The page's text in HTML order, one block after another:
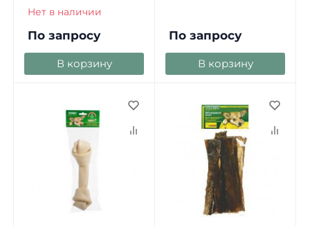
Нет в наличии
По запросу
В корзину
По запросу
В корзину